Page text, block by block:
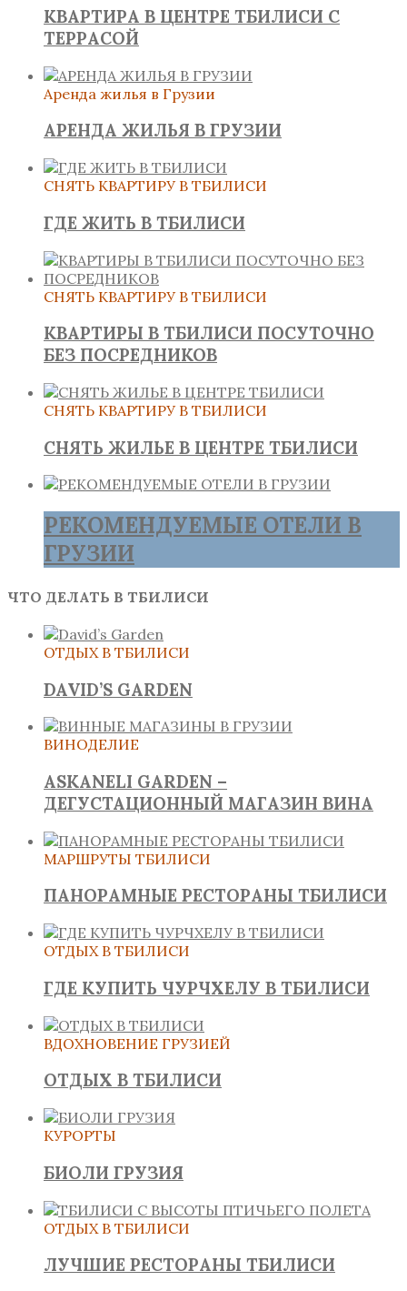
КВАРТИРА В ЦЕНТРЕ ТБИЛИСИ С
ТЕРРАСОЙ
Аренда жилья в Грузии
АРЕНДА ЖИЛЬЯ В ГРУЗИИ
СНЯТЬ КВАРТИРУ В ТБИЛИСИ
ГДЕ ЖИТЬ В ТБИЛИСИ
СНЯТЬ КВАРТИРУ В ТБИЛИСИ
КВАРТИРЫ В ТБИЛИСИ ПОСУТОЧНО
БЕЗ ПОСРЕДНИКОВ
СНЯТЬ КВАРТИРУ В ТБИЛИСИ
СНЯТЬ ЖИЛЬЕ В ЦЕНТРЕ ТБИЛИСИ
РЕКОМЕНДУЕМЫЕ ОТЕЛИ В
ГРУЗИИ
ЧТО ДЕЛАТЬ В ТБИЛИСИ
ОТДЫХ В ТБИЛИСИ
DAVID’S GARDEN
ВИНОДЕЛИЕ
ASKANELI GARDEN –
ДЕГУСТАЦИОННЫЙ МАГАЗИН ВИНА
МАРШРУТЫ ТБИЛИСИ
ПАНОРАМНЫЕ РЕСТОРАНЫ ТБИЛИСИ
ОТДЫХ В ТБИЛИСИ
ГДЕ КУПИТЬ ЧУРЧХЕЛУ В ТБИЛИСИ
ВДОХНОВЕНИЕ ГРУЗИЕЙ
ОТДЫХ В ТБИЛИСИ
КУРОРТЫ
БИОЛИ ГРУЗИЯ
ОТДЫХ В ТБИЛИСИ
ЛУЧШИЕ РЕСТОРАНЫ ТБИЛИСИ